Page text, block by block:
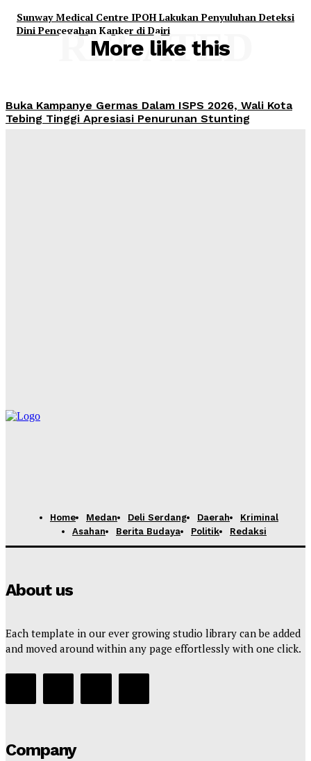
Sunway Medical Centre IPOH Lakukan Penyuluhan Deteksi
Dini Pencegahan Kanker di Dairi
More like this
RELATED
Buka Kampanye Germas Dalam ISPS 2026, Wali Kota
Tebing Tinggi Apresiasi Penurunan Stunting
Home Medan Deli Serdang Daerah
Kriminal
Asahan
Berita Budaya Politik Redaksi
About us
Each template in our ever growing studio library can be added
and moved around within any page effortlessly with one click.
Company